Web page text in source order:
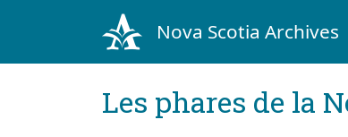
Nova Scotia Archives
Les phares de la